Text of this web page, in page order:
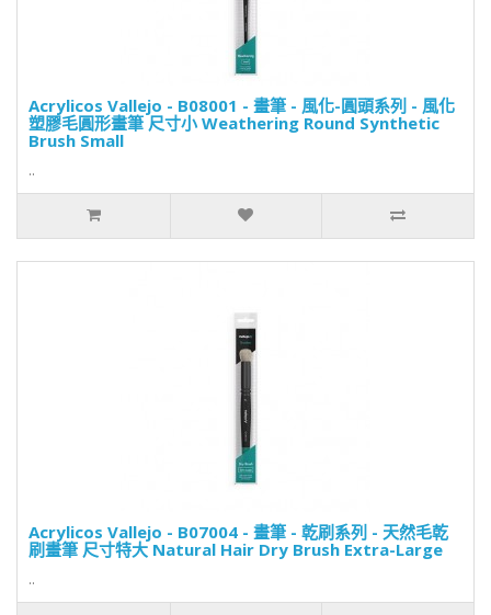
Acrylicos Vallejo - B08001 - 畫筆 - 風化-圓頭系列 - 風化
塑膠毛圓形畫筆 尺寸小 Weathering Round Synthetic
Brush Small
..
Acrylicos Vallejo - B07004 - 畫筆 - 乾刷系列 - 天然毛乾
刷畫筆 尺寸特大 Natural Hair Dry Brush Extra-Large
..